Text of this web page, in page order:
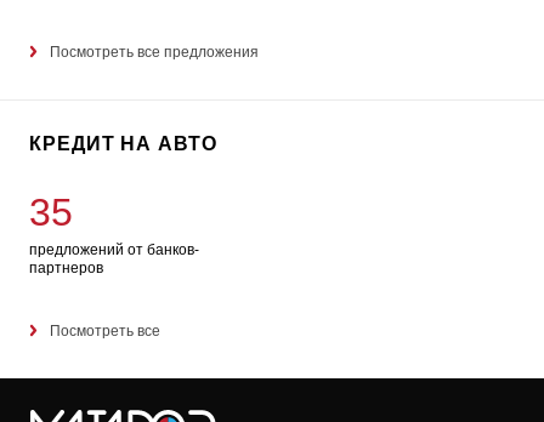
Посмотреть все предложения
КРЕДИТ НА АВТО
35
предложений от банков-
партнеров
Посмотреть все